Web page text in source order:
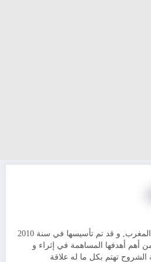
مدونة تقنية يوجد مقرها في المغرب, و قد تم تأسيسها في سنة 2010
أهدفها المساهمة في إثراء و
الشروح تهتم بكل ما له علاقة